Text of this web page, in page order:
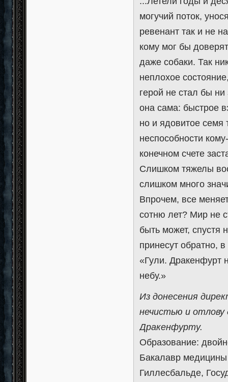
могучий поток,
ревенант так и не
кому мог бы
даже собаки. Так
неплохое
герой не стал бы ни
она сама: быстрое
но и ядовитое семя
неспособности
конечном счете
Слишком тяжелы
слишком много
Впрочем, все
сотню лет? Мир не
быть может, спустя
принесут обратно,
«Гули. Дракенфурт
небу.»
Из донесения
нечистью и отлову
Дракенфурту.
Образование:
Бакалавр
Гиллесбальде,